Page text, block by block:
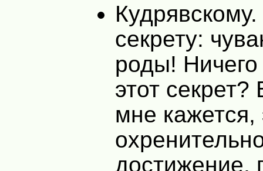
секрету:
роды!
этот
мне кажется,
достижение,